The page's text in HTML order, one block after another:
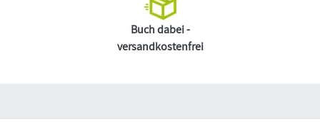
Buch dabei -
versandkostenfrei